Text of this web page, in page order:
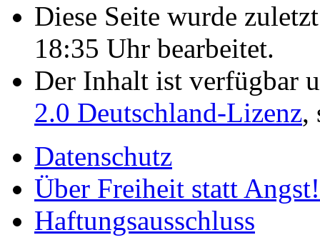
Diese Seite wurde
18:35 Uhr bearbeitet.
Der Inhalt ist verfügbar
2.0 Deutschland-Lizenz,
Datenschutz
Über Freiheit statt Angst!
Haftungsausschluss